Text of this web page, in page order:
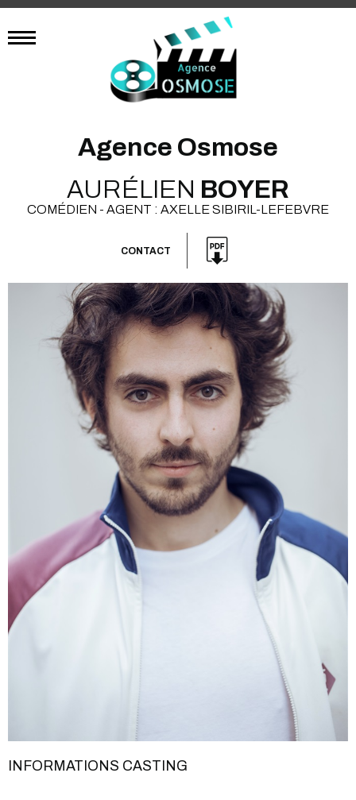
Agence Osmose
AURÉLIEN BOYER
COMÉDIEN - AGENT : AXELLE SIBIRIL-LEFEBVRE
CONTACT
INFORMATIONS CASTING